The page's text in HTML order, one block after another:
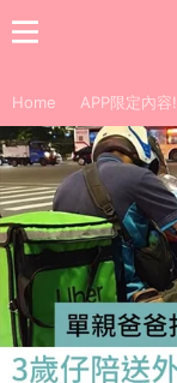
Home APP限定內容!